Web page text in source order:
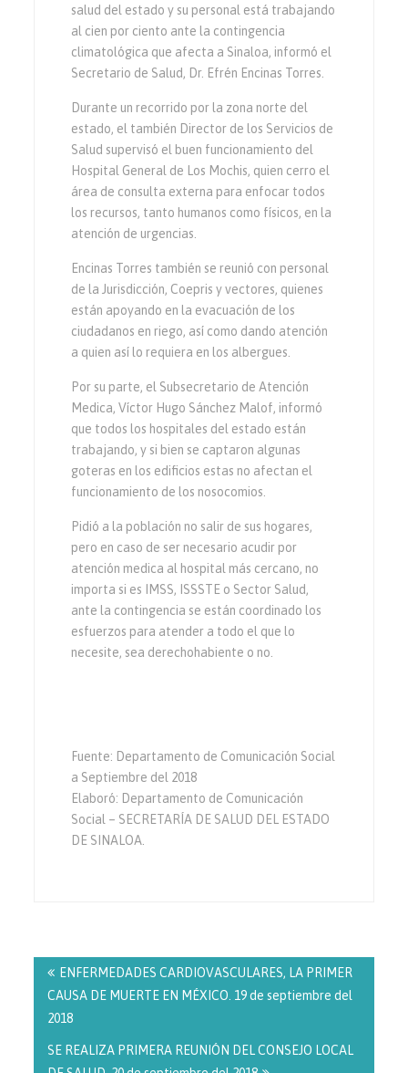
salud del estado y su personal está trabajando
al cien por ciento ante la contingencia
climatológica que afecta a Sinaloa, informó el
Secretario de Salud, Dr. Efrén Encinas Torres.
Durante un recorrido por la zona norte del
estado, el también Director de los Servicios de
Salud supervisó el buen funcionamiento del
Hospital General de Los Mochis, quien cerro el
área de consulta externa para enfocar todos
los recursos, tanto humanos como físicos, en la
atención de urgencias.
Encinas Torres también se reunió con personal
de la Jurisdicción, Coepris y vectores, quienes
están apoyando en la evacuación de los
ciudadanos en riego, así como dando atención
a quien así lo requiera en los albergues.
Por su parte, el Subsecretario de Atención
Medica, Víctor Hugo Sánchez Malof, informó
que todos los hospitales del estado están
trabajando, y si bien se captaron algunas
goteras en los edificios estas no afectan el
funcionamiento de los nosocomios.
Pidió a la población no salir de sus hogares,
pero en caso de ser necesario acudir por
atención medica al hospital más cercano, no
importa si es IMSS, ISSSTE o Sector Salud,
ante la contingencia se están coordinado los
esfuerzos para atender a todo el que lo
necesite, sea derechohabiente o no.
Fuente: Departamento de Comunicación Social
a Septiembre del 2018
Elaboró: Departamento de Comunicación
Social – SECRETARÍA DE SALUD DEL ESTADO
DE SINALOA.
de
entradas
ENFERMEDADES CARDIOVASCULARES, LA PRIMER
CAUSA DE MUERTE EN MÉXICO. 19 de septiembre del
2018
SE REALIZA PRIMERA REUNIÓN DEL CONSEJO LOCAL